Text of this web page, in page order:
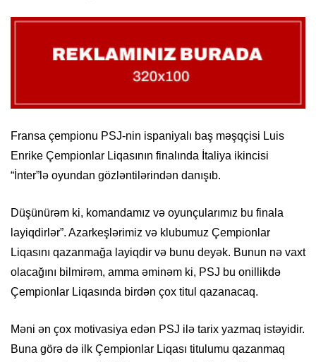
Fransa çempionu PSJ-nin ispaniyalı baş məşqçisi Luis
Enrike Çempionlar Liqasının finalında İtaliya ikincisi
“İnter”lə oyundan gözləntilərindən danışıb.
Düşünürəm ki, komandamız və oyunçularımız bu finala
layiqdirlər”. Azarkeşlərimiz və klubumuz Çempionlar
Liqasını qazanmağa layiqdir və bunu deyək. Bunun nə vaxt
olacağını bilmirəm, amma əminəm ki, PSJ bu onillikdə
Çempionlar Liqasında birdən çox titul qazanacaq.
Məni ən çox motivasiya edən PSJ ilə tarix yazmaq istəyidir.
Buna görə də ilk Çempionlar Liqası titulumu qazanmaq